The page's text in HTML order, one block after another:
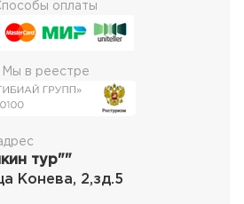
оплаты
Мы в реестре
тур""
Конева, 2,зд.5